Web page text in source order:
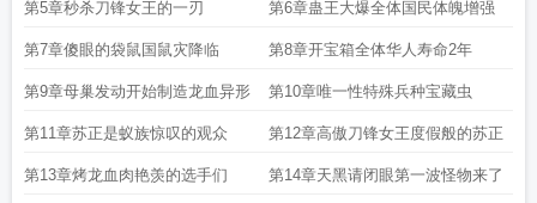
第5章秒杀刀锋女王的一刃 第6章蛊王大爆全体国民体魄增强
第7章傻眼的袋鼠国鼠灾降临 第8章开宝箱全体华人寿命2年
第9章母巢发动开始制造龙血异形 第10章唯一性特殊兵种宝藏虫
第11章苏正是蚁族惊叹的观众 第12章高傲刀锋女王度假般的苏正
第13章烤龙血肉艳羡的选手们 第14章天黑请闭眼第一波怪物来了